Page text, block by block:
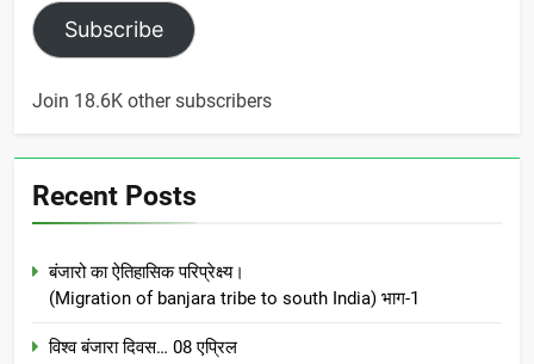
Subscribe
Join 18.6K other subscribers
Recent Posts
बंजारो का ऐतिहासिक परिप्रेक्ष्य।
(Migration of banjara tribe to south India) भाग-1
विश्व बंजारा दिवस… 08 एप्रिल